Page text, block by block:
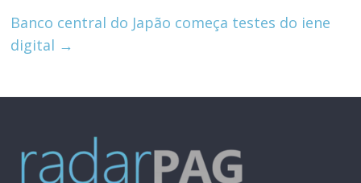
p
Banco central do Japão começa testes do iene
digital →